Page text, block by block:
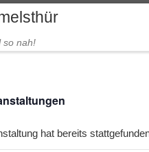
springen
so nah!
hat bereits